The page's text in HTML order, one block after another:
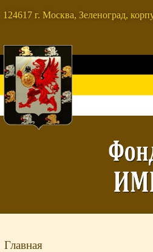
124617 г. Москва, Зеленоград,
Главная